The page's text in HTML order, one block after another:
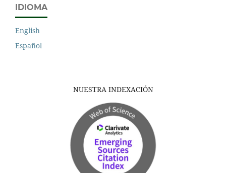
IDIOMA
English
Español
NUESTRA INDEXACIÓN